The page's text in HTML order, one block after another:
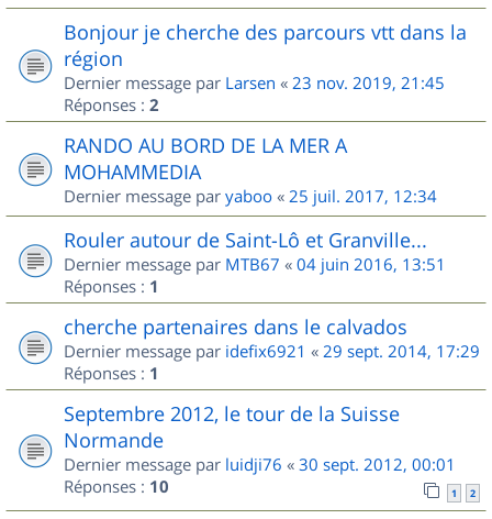
Bonjour je cherche des parcours vtt dans la
région
Dernier message par Larsen « 23 nov. 2019, 21:45
Réponses : 2
RANDO AU BORD DE LA MER A
MOHAMMEDIA
Dernier message par yaboo « 25 juil. 2017, 12:34
Rouler autour de Saint-Lô et Granville...
Dernier message par MTB67 « 04 juin 2016, 13:51
Réponses : 1
cherche partenaires dans le calvados
Dernier message par idefix6921 « 29 sept. 2014, 17:29
Réponses : 1
Septembre 2012, le tour de la Suisse
Normande
Dernier message par luidji76 « 30 sept. 2012, 00:01
Réponses : 10 1 2